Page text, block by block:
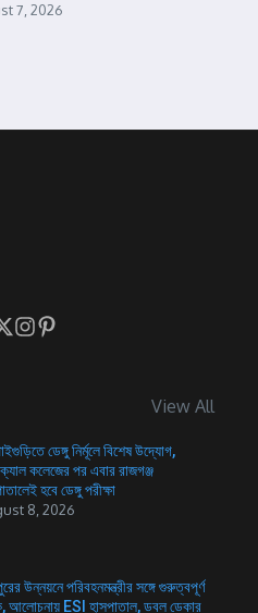
7, 2026
View All
ডেঙ্গু নির্মূলে বিশেষ উদ্যোগ,
কলেজের পর এবার রাজগঞ্জ
হবে ডেঙ্গু পরীক্ষা
8, 2026
উন্নয়নে পরিবহনমন্ত্রীর সঙ্গে গুরুত্বপূর্ণ
আলোচনায় ESI হাসপাতাল, ডবল ডেকার